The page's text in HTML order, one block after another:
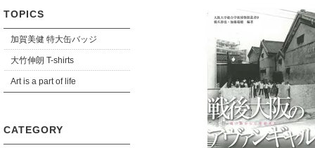
TOPICS
加賀美健 特大缶バッジ
大竹伸朗 T-shirts
Art is a part of life
CATEGORY